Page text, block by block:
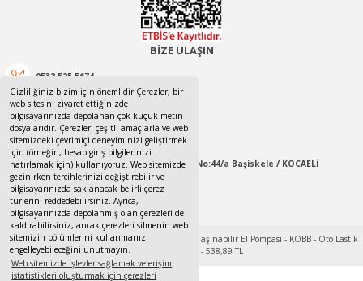
Gizliliğiniz bizim için önemlidir Çerezler, bir
web sitesini ziyaret ettiğinizde
bilgisayarınızda depolanan çok küçük metin
dosyalarıdır. Çerezleri çeşitli amaçlarla ve web
sitemizdeki çevrimiçi deneyiminizi geliştirmek
için (örneğin, hesap giriş bilgilerinizi
hatırlamak için) kullanıyoruz. Web sitemizde
gezinirken tercihlerinizi değiştirebilir ve
bilgisayarınızda saklanacak belirli çerez
türlerini reddedebilirsiniz. Ayrıca,
bilgisayarınızda depolanmış olan çerezleri de
kaldırabilirsiniz, ancak çerezleri silmenin web
sitemizin bölümlerini kullanmanızı
engelleyebileceğini unutmayın.
Web sitemizde işlevler sağlamak ve erişim
istatistikleri oluşturmak için çerezleriTek Tıkla Ödeme Kolaylığı
BİZE ULAŞIN
0532 525 5674
0532 525 5674
canotom41@gmail.com
Yaylacık Mahallesi Mert İnan Sokak No:44/a Başiskele / KOCAELİ
09:00-18:00 Pazartesi / Cumartesi